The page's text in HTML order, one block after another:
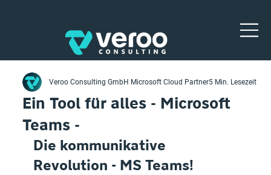
Ein Tool für alles - Microsoft
Teams -
Veroo Consulting GmbH Microsoft Cloud Partner5 Min. Lesezeit
Die kommunikative
Revolution - MS Teams!